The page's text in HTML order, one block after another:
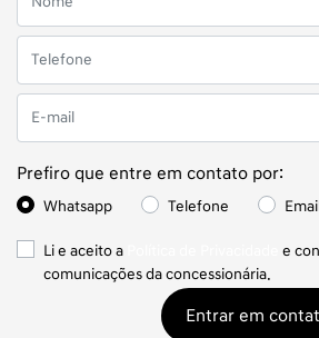
Prefiro que entre em contato por:
Whatsapp Telefone
Li e aceito a
e
comunicações da concessionária.
Entrar em